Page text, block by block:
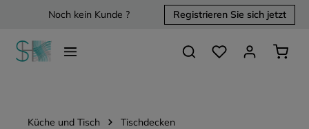
springenNoch kein Kunde ? Registrieren Sie sich jetzt
Du hast 0 Produkte
Küche und Tisch Tischdecken